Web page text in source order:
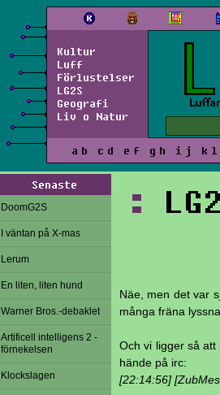
Kultur
Luff
Förlustelser
LG2S
Geografi
Liv o Natur
a b c d e f g h i j k l
Senaste
DoomG2S
I väntan på X-mas
Lerum
En liten, liten hund
Warner Bros.-debaklet
Artificell intelligens 2 -
förnekelsen
Klockslagen
:
Näe, men det var
många fräna
Och vi ligger så
hände på irc:
[22:14:56]